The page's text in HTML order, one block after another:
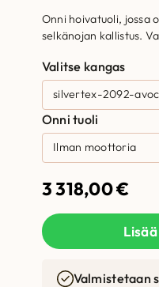
Onni hoivatuoli, jossa
selkänojan kallistus.
Valitse kangas
Onni tuoli
3 318,00€
Valmistetaan